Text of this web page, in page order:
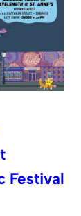
Festival